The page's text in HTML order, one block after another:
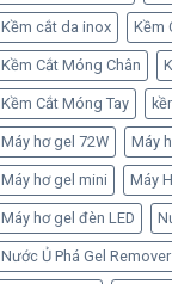
Kềm cắt da inox Kềm
Kềm Cắt Móng Chân
Kềm Cắt Móng Tay
Máy hơ gel 72W Máy
Máy hơ gel mini Máy
Máy hơ gel đèn LED
Nước Ủ Phá Gel